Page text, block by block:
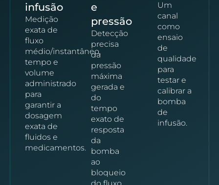
infusão
Medição
exata de
fluxo
médio/instantâneo,
tempo e
volume
administrado
para
garantir a
dosagem
exata de
fluidos e
medicamentos.
e
pressão
Detecção
precisa
da
pressão
máxima
gerada e
do
tempo
exato de
resposta
da
bomba
ao
bloqueio
Um
canal
como
ensaio
de
qualidade
para
testar e
calibrar a
bomba
de
infusão.